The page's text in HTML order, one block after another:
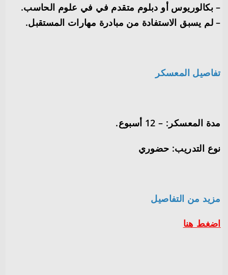
– بكالوريوس أو دبلوم متقدم في في علوم الحاسب.
– لم يسبق الاستفادة من مبادرة مهارات المستقبل.
تفاصيل المعسكر
مدة المعسكر: – 12 أسبوع.
نوع التدريب: حضوري
مزيد من التفاصيل
اضغط هنا